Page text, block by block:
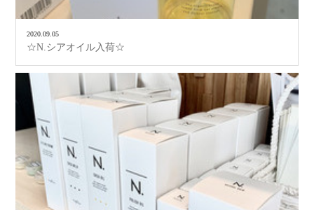
2020.09.05
☆N.シアオイル入荷☆